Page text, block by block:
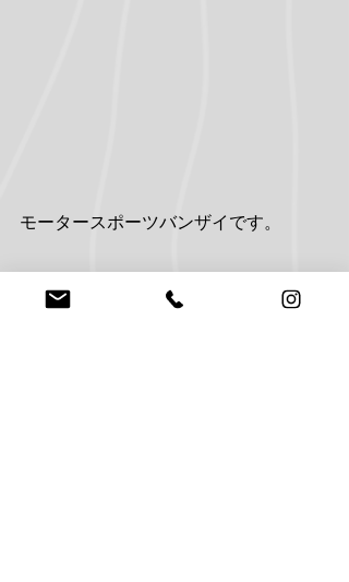
モータースポーツバンザイです。